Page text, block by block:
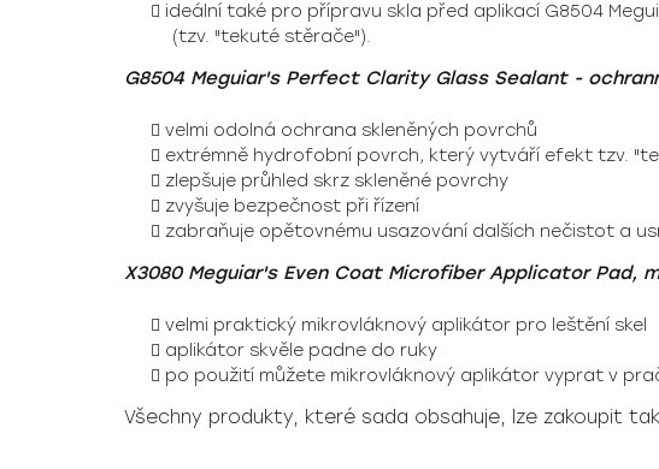
ideální také pro přípravu skla před aplikací G8504
(tzv. "tekuté stěrače").
G8504 Meguiar's Perfect Clarity Glass Sealant -
velmi odolná ochrana skleněných povrchů
extrémně hydrofobní povrch, který vytváří efekt tzv.
zlepšuje průhled skrz skleněné povrchy
zvyšuje bezpečnost při řízení
zabraňuje opětovnému usazování dalších nečistot a
X3080 Meguiar's Even Coat Microfiber Applicator Pad,
velmi praktický mikrovláknový aplikátor pro leštění skel
aplikátor skvěle padne do ruky
po použití můžete mikrovláknový aplikátor vyprat v
Všechny produkty, které sada obsahuje, lze zakoupit